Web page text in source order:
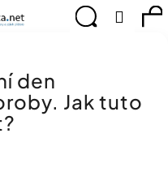
Hledat
den
Jak tuto